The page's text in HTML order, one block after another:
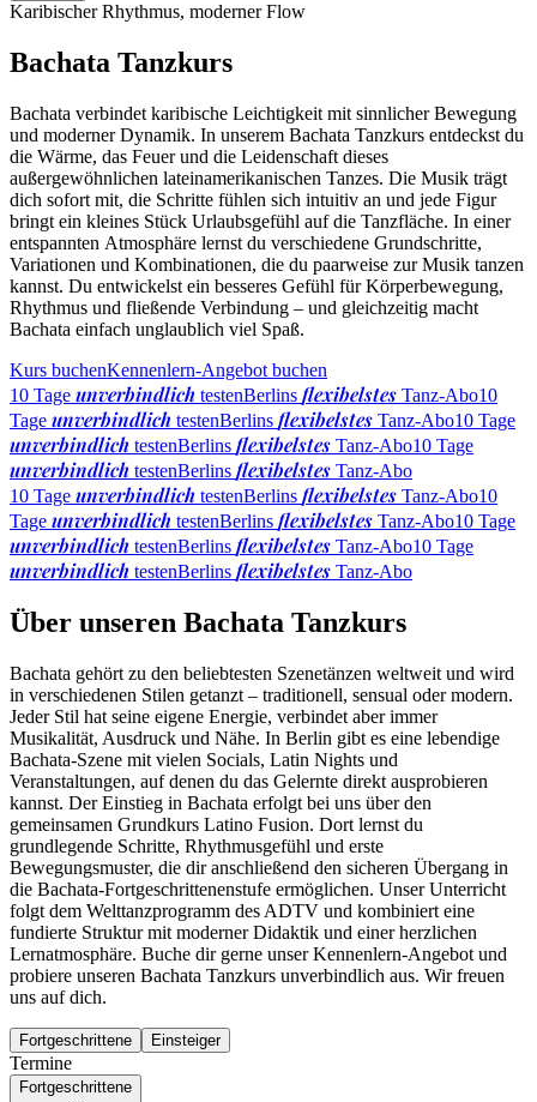
Karibischer Rhythmus, moderner Flow
Bachata Tanzkurs
Bachata verbindet karibische Leichtigkeit mit sinnlicher Bewegung
und moderner Dynamik. In unserem Bachata Tanzkurs entdeckst du
die Wärme, das Feuer und die Leidenschaft dieses
außergewöhnlichen lateinamerikanischen Tanzes. Die Musik trägt
dich sofort mit, die Schritte fühlen sich intuitiv an und jede Figur
bringt ein kleines Stück Urlaubsgefühl auf die Tanzfläche. In einer
entspannten Atmosphäre lernst du verschiedene Grundschritte,
Variationen und Kombinationen, die du paarweise zur Musik tanzen
kannst. Du entwickelst ein besseres Gefühl für Körperbewegung,
Rhythmus und fließende Verbindung – und gleichzeitig macht
Bachata einfach unglaublich viel Spaß.
Kurs buchenKennenlern-Angebot buchen
10 Tage unverbindlich testenBerlins flexibelstes Tanz-Abo10
Tage unverbindlich testenBerlins flexibelstes Tanz-Abo10 Tage
unverbindlich testenBerlins flexibelstes Tanz-Abo10 Tage
unverbindlich testenBerlins flexibelstes Tanz-Abo
10 Tage unverbindlich testenBerlins flexibelstes Tanz-Abo10
Tage unverbindlich testenBerlins flexibelstes Tanz-Abo10 Tage
unverbindlich testenBerlins flexibelstes Tanz-Abo10 Tage
unverbindlich testenBerlins flexibelstes Tanz-Abo
Über unseren Bachata Tanzkurs
Bachata gehört zu den beliebtesten Szenetänzen weltweit und wird
in verschiedenen Stilen getanzt – traditionell, sensual oder modern.
Jeder Stil hat seine eigene Energie, verbindet aber immer
Musikalität, Ausdruck und Nähe. In Berlin gibt es eine lebendige
Bachata-Szene mit vielen Socials, Latin Nights und
Veranstaltungen, auf denen du das Gelernte direkt ausprobieren
kannst. Der Einstieg in Bachata erfolgt bei uns über den
gemeinsamen Grundkurs Latino Fusion. Dort lernst du
grundlegende Schritte, Rhythmusgefühl und erste
Bewegungsmuster, die dir anschließend den sicheren Übergang in
die Bachata-Fortgeschrittenenstufe ermöglichen. Unser Unterricht
folgt dem Welttanzprogramm des ADTV und kombiniert eine
fundierte Struktur mit moderner Didaktik und einer herzlichen
Lernatmosphäre. Buche dir gerne unser Kennenlern-Angebot und
probiere unseren Bachata Tanzkurs unverbindlich aus. Wir freuen
uns auf dich.
Fortgeschrittene Einsteiger
Termine
Fortgeschrittene